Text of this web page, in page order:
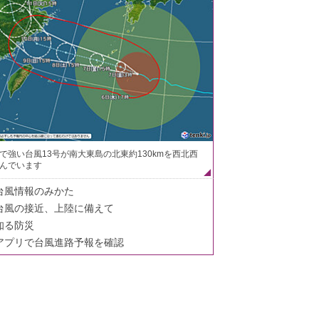
強い台風13号が南大東島の北東約130kmを西北西
でいます
風情報のみかた
風の接近、上陸に備えて
る防災
プリで台風進路予報を確認